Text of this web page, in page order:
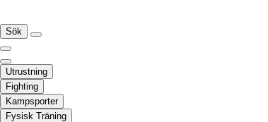
Sök
Utrustning
Fighting
Kampsporter
Fysisk Träning